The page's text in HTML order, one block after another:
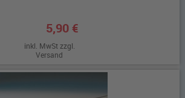
5,90 €
inkl. MwSt zzgl.
Versand